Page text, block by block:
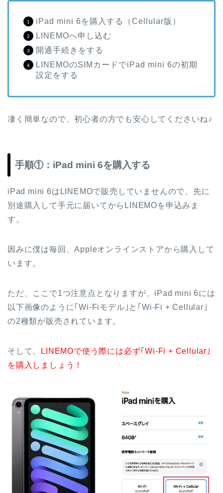
iPad mini 6を購入する（Cellular版）
LINEMOへ申し込む
開通手続きをする
LINEMOのSIMカードでiPad mini 6の初期
設定をする
凄く簡単なので、初心者の方でも安心してくださいね♪
手順①：iPad mini 6を購入する
iPad mini 6はLINEMOで販売していませんので、先に
別途購入して手元に届いてからLINEMOを申込みま
す。
因みに僕は毎回、Appleオンラインストアから購入して
います。
ただ、ここで1つ注意点となりますが、iPad mini 6には
以下画像のように｢Wi-Fiモデル｣と｢Wi-Fi + Cellular｣
の2種類が販売されています。
そして、
LINEMOで使う際には必ず｢Wi-Fi + Cellular｣
を購入しましょう！